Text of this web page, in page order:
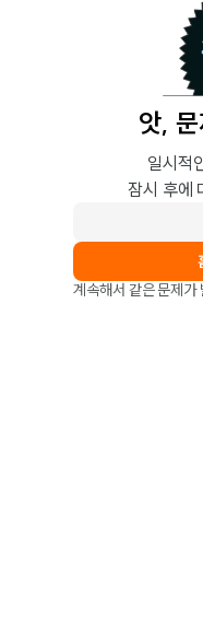
앗,
일시적
잠시 후에
계속해서 같은 문제가